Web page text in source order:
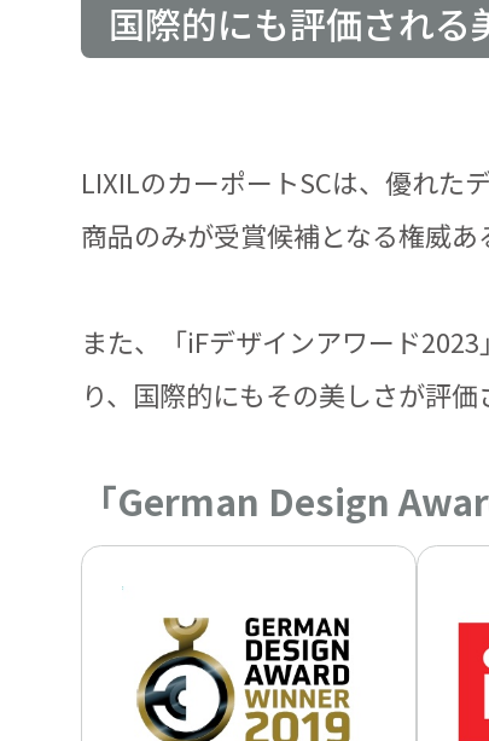
国際的にも評価される
LIXILのカーポートSCは、優れ
商品のみが受賞候補となる権威
また、「iFデザインアワード
り、国際的にもその美しさが評価
「German Design